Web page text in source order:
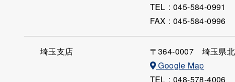
TEL : 045-584-0991
FAX : 045-584-0996
埼玉支店 〒364-0007 埼玉県
Google Map
TEL : 048-578-4006